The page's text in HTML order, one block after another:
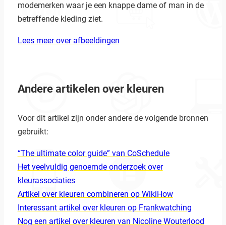
modemerken waar je een knappe dame of man in de
betreffende kleding ziet.
Lees meer over afbeeldingen
Andere artikelen over kleuren
Voor dit artikel zijn onder andere de volgende bronnen
gebruikt:
“The ultimate color guide” van CoSchedule
Het veelvuldig genoemde onderzoek over
kleurassociaties
Artikel over kleuren combineren op WikiHow
Interessant artikel over kleuren op Frankwatching
Nog een artikel over kleuren van Nicoline Wouterlood